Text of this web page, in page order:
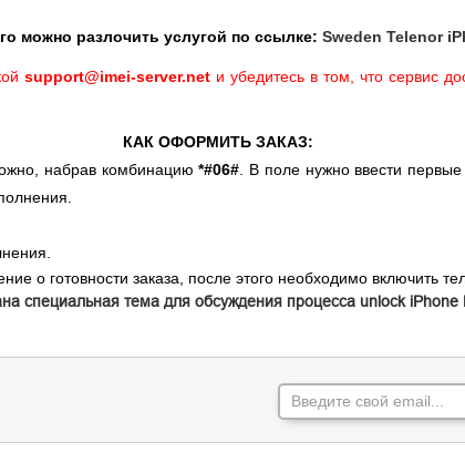
можно разлочить услугой по ссылке: Sweden Telenor
support@imei-server.net и убедитесь в том, что сервис
КАК ОФОРМИТЬ ЗАКАЗ:
набрав комбинацию*#06# . В поле нужно ввести
о готовности заказа, после этого необходимо включить
специальная тема для обсуждения процесса unlock